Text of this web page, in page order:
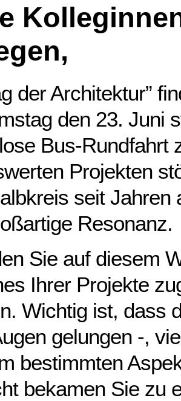
der Architektur”
den 23. Juni
Bus-Rundfahrt
Projekten
seit Jahren
Sie auf diesem
Ihrer Projekte
Wichtig ist, dass
gelungen -,
bestimmten
bekamen Sie zu